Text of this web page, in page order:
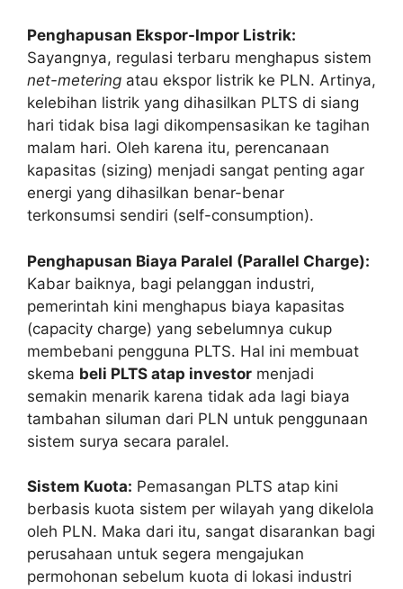
Penghapusan Ekspor-Impor Listrik:
Sayangnya, regulasi terbaru menghapus sistem
net-metering atau ekspor listrik ke PLN. Artinya,
kelebihan listrik yang dihasilkan PLTS di siang
hari tidak bisa lagi dikompensasikan ke tagihan
malam hari. Oleh karena itu, perencanaan
kapasitas (sizing) menjadi sangat penting agar
energi yang dihasilkan benar-benar
terkonsumsi sendiri (self-consumption).
Penghapusan Biaya Paralel (Parallel Charge):
Kabar baiknya, bagi pelanggan industri,
pemerintah kini menghapus biaya kapasitas
(capacity charge) yang sebelumnya cukup
membebani pengguna PLTS. Hal ini membuat
skema beli PLTS atap investor menjadi
semakin menarik karena tidak ada lagi biaya
tambahan siluman dari PLN untuk penggunaan
sistem surya secara paralel.
Sistem Kuota: Pemasangan PLTS atap kini
berbasis kuota sistem per wilayah yang dikelola
oleh PLN. Maka dari itu, sangat disarankan bagi
perusahaan untuk segera mengajukan
permohonan sebelum kuota di lokasi industri